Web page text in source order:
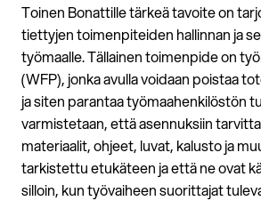
Toinen Bonattille tärkeä tavoite on
tiettyjen toimenpiteiden hallinnan ja
työmaalle. Tällainen toimenpide on
(WFP), jonka avulla voidaan poistaa
ja siten parantaa työmaahenkilöstön
varmistetaan, että asennuksiin
materiaalit, ohjeet, luvat, kalusto ja
tarkistettu etukäteen ja että ne ovat
silloin, kun työvaiheen suorittajat